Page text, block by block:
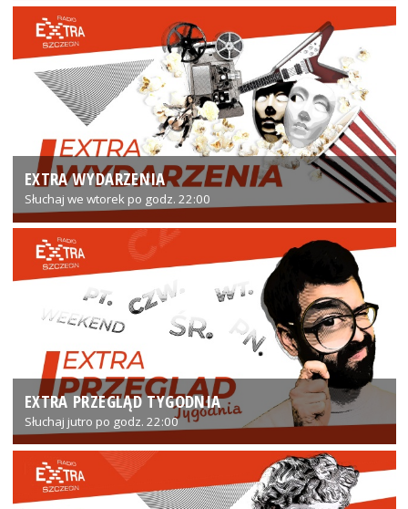
EXTRA WYDARZENIA
Słuchaj we wtorek po godz. 22:00
EXTRA PRZEGLĄD TYGODNIA
Słuchaj jutro po godz. 22:00